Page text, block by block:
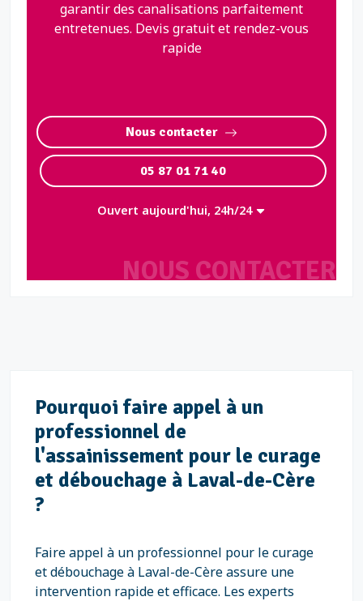
NOUS CONTACTER
garantir des canalisations parfaitement
entretenues. Devis gratuit et rendez-vous
rapide
Nous contacter
05 87 01 71 40
Ouvert aujourd'hui, 24h/24
Pourquoi faire appel à un
professionnel de
l'assainissement pour le curage
et débouchage à Laval-de-Cère
?
Faire appel à un professionnel pour le curage
et débouchage à Laval-de-Cère assure une
intervention rapide et efficace. Les experts